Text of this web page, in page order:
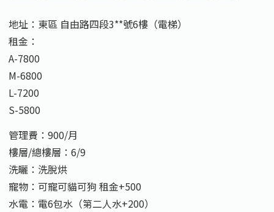
地址：東區 自由路四段3**號6樓（電梯）
租金：
A-7800
M-6800
L-7200
S-5800
管理費：900/月
樓層/總樓層：6/9
洗曬：洗脫烘
寵物：可寵可貓可狗 租金+500
水電：電6包水（第二人水+200）